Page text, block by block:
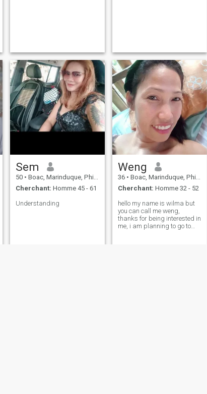
Sem
50 • Boac, Marinduque, Philippines
Cherchant: Homme 45 - 61
Understanding
Weng
36 • Boac, Marinduque, Philippines
Cherchant: Homme 32 - 52
hello my name is wilma but
you can call me weng,
thanks for being interested in
me, i am planning to go to